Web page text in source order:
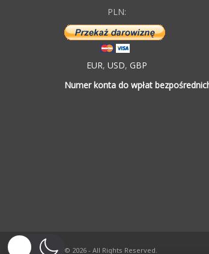
PLN:
EUR, USD, GBP
Numer konta do wpłat
© 2026 - All Rights Reserved.